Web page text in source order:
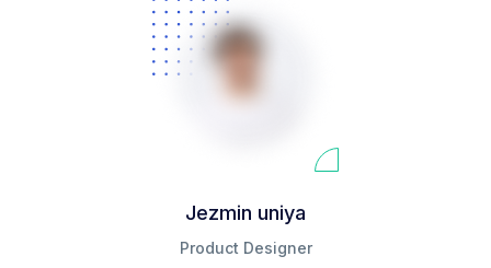
Jezmin uniya
Product Designer